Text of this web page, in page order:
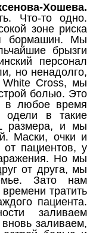
Хошева.
Что-то одно.
зоне риска
бормашин. Мы
брызги
персонал
но ненадолго,
Cross, мы
болью. Это
в любое время
одели в такие
размера, и мы
Маски, очки и
пациентов, у
Но мы
от друга, мы
Зато нам
тратить
пациента.
заливаем
заливаем,